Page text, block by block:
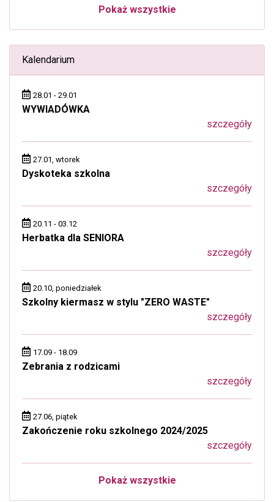
Pokaż wszystkie
Kalendarium
28.01 - 29.01
WYWIADÓWKA
szczegóły
27.01, wtorek
Dyskoteka szkolna
szczegóły
20.11 - 03.12
Herbatka dla SENIORA
szczegóły
20.10, poniedziałek
Szkolny kiermasz w stylu "ZERO WASTE"
szczegóły
17.09 - 18.09
Zebrania z rodzicami
szczegóły
27.06, piątek
Zakończenie roku szkolnego 2024/2025
szczegóły
Pokaż wszystkie